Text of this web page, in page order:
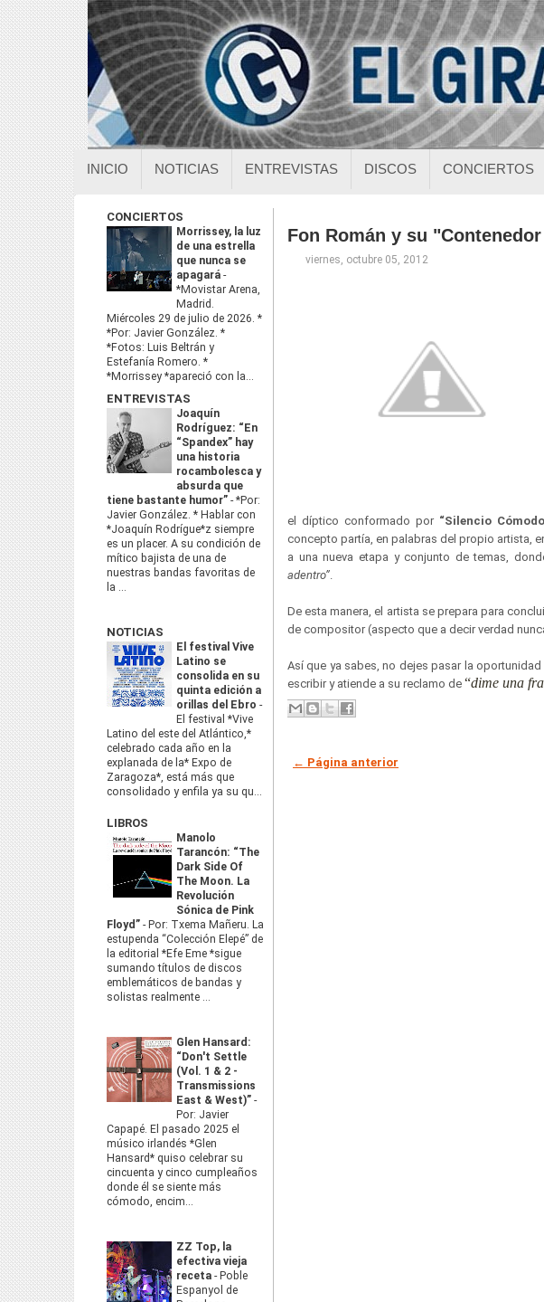
INICIO NOTICIAS ENTREVISTAS DISCOS CONCIERTOS
CONCIERTOS
Morrissey, la luz
de una estrella
que nunca se
apagará -
*Movistar Arena,
Madrid.
Miércoles 29 de julio de 2026. *
*Por: Javier González. *
*Fotos: Luis Beltrán y
Estefanía Romero. *
*Morrissey *apareció con la...
ENTREVISTAS
Joaquín
Rodríguez: “En
“Spandex” hay
una historia
rocambolesca y
absurda que
tiene bastante humor” -*Por:
Javier González. * Hablar con
*Joaquín Rodrígue*z siempre
es un placer. A su condición de
mítico bajista de una de
nuestras bandas favoritas de
la ...
NOTICIAS
El festival Vive
Latino se
consolida en su
quinta edición a
orillas del Ebro -
El festival *Vive
Latino del este del Atlántico,*
celebrado cada año en la
explanada de la* Expo de
Zaragoza*, está más que
consolidado y enfila ya su qu...
LIBROS
Manolo
Tarancón: “The
Dark Side Of
The Moon. La
Revolución
Sónica de Pink
Floyd” - Por: Txema Mañeru. La
estupenda “Colección Elepé” de
la editorial *Efe Eme *sigue
sumando títulos de discos
emblemáticos de bandas y
solistas realmente ...
Glen Hansard:
“Don't Settle
(Vol. 1 & 2 -
Transmissions
East & West)” -
Por: Javier
Capapé. El pasado 2025 el
músico irlandés *Glen
Hansard* quiso celebrar su
cincuenta y cinco cumpleaños
donde él se siente más
cómodo, encim...
ZZ Top, la
efectiva vieja
receta - Poble
Espanyol de
Fon Román y su
viernes, octubre 05, 2012
el díptico conformado por “Silencio
concepto partía, en palabras del propio artista,
a una nueva etapa y conjunto de temas,
adentro”.
De esta manera, el artista se prepara para
de compositor (aspecto que a decir verdad
Así que ya sabes, no dejes pasar la
escribir y atiende a su reclamo de “dime una
← Página anterior